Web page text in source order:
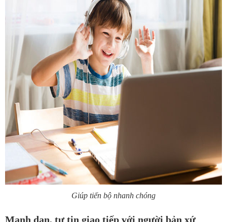
Giúp tiến bộ nhanh chóng
Mạnh dạn, tự tin giao tiếp với người bản xứ